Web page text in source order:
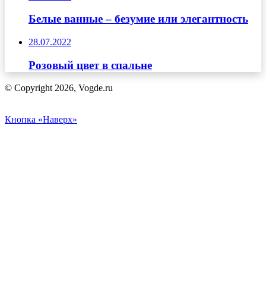
Белые ванные – безумие или элегантность
28.07.2022
Розовый цвет в спальне
© Copyright 2026, Vogde.ru
Кнопка «Наверх»